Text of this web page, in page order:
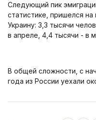
Следующий пик
статистике, пришелся
Украину: 3,3 тысячи
в апреле, 4,4 тысячи - в
В общей сложности, с
года из России уехали